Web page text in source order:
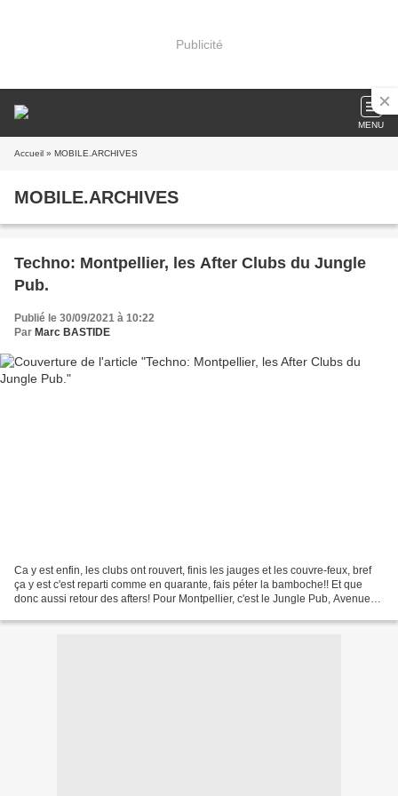
Publicité
MENU
Accueil » MOBILE.ARCHIVES
MOBILE.ARCHIVES
Techno: Montpellier, les After Clubs du Jungle
Pub.
Publié le 30/09/2021 à 10:22
Par Marc BASTIDE
Ca y est enfin, les clubs ont rouvert, finis les jauges et les couvre-feux, bref
ça y est c'est reparti comme en quarante, fais péter la bamboche!! Et que
donc aussi retour des afters! Pour Montpellier, c'est le Jungle Pub, Avenue